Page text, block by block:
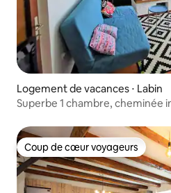
Logement de vacances ⋅ Labin
Superbe 1 chambre, cheminée
Coup de cœur voyageurs
Coup de cœur voyageurs